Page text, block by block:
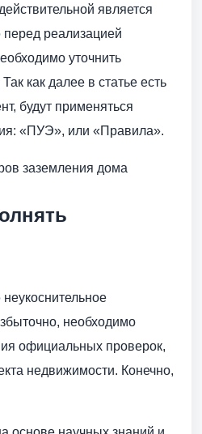
является
реализацией
уточнить
как далее в статье есть
будут применяться
«ПУЭ», или «Правила».
заземления дома
неукоснительное
необходимо
официальных проверок,
недвижимости. Конечно,